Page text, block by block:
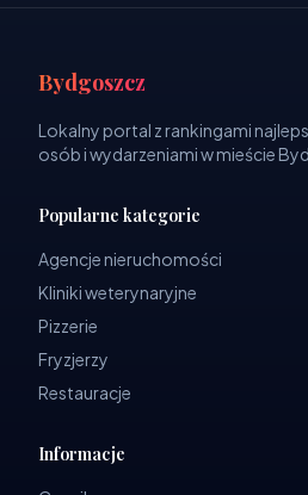
Bydgoszcz
Lokalny portal z rankingami
osób i wydarzeniami w mieście
Popularne kategorie
Agencje nieruchomości
Kliniki weterynaryjne
Pizzerie
Fryzjerzy
Restauracje
Informacje